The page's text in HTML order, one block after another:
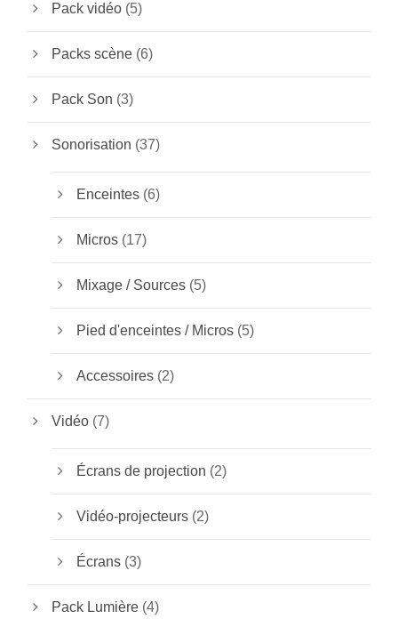
Pack vidéo (5)
Packs scène (6)
Pack Son (3)
Sonorisation (37)
Enceintes (6)
Micros (17)
Mixage / Sources (5)
Pied d'enceintes / Micros (5)
Accessoires (2)
Vidéo (7)
Écrans de projection (2)
Vidéo-projecteurs (2)
Écrans (3)
Pack Lumière (4)